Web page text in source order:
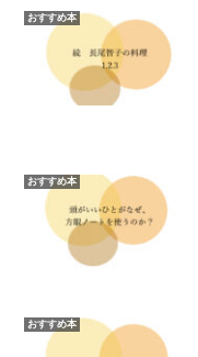
おすすめ本
おすすめ本
おすすめ本